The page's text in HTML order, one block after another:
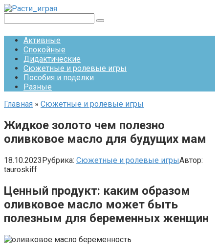
Перейти
контенту
Активные
Спокойные
Дидактические
Сюжетные и ролевые игры
Пособия и поделки
Разные
Главная » Сюжетные и ролевые игры
Жидкое золото чем полезно
оливковое масло для будущих мам
18.10.2023Рубрика: Сюжетные и ролевые игрыАвтор:
tauroskiff
Ценный продукт: каким образом
оливковое масло может быть
полезным для беременных женщин